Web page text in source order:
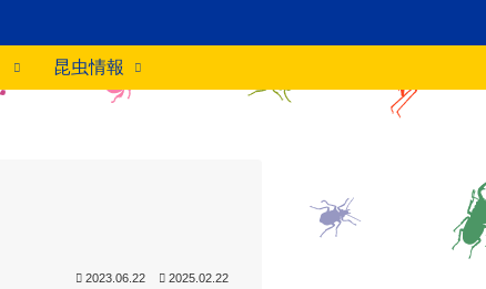
昆虫情報
2023.06.22 2025.02.22